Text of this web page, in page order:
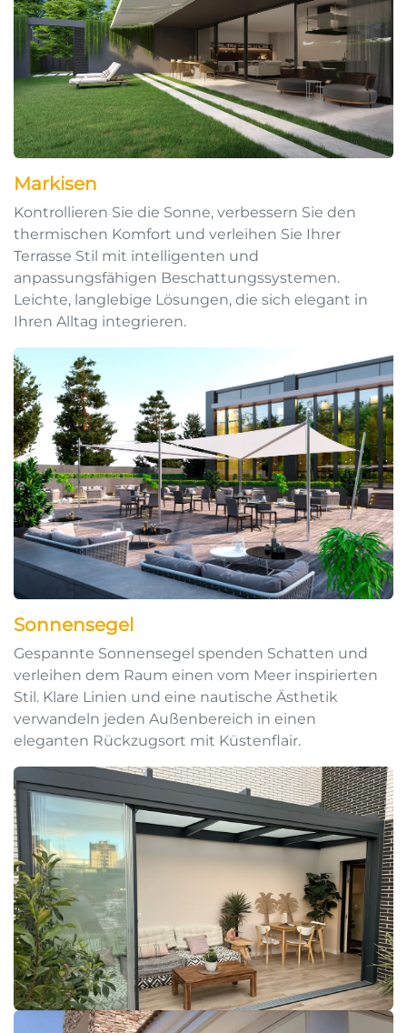
Markisen
Kontrollieren Sie die Sonne, verbessern Sie den
thermischen Komfort und verleihen Sie Ihrer
Terrasse Stil mit intelligenten und
anpassungsfähigen Beschattungssystemen.
Leichte, langlebige Lösungen, die sich elegant in
Ihren Alltag integrieren.
Sonnensegel
Gespannte Sonnensegel spenden Schatten und
verleihen dem Raum einen vom Meer inspirierten
Stil. Klare Linien und eine nautische Ästhetik
verwandeln jeden Außenbereich in einen
eleganten Rückzugsort mit Küstenflair.